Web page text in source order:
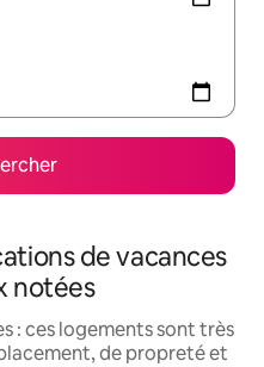
de vacances
notées
: ces logements sont très
de propreté et